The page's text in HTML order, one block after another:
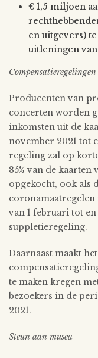
€ 1,5 miljoen
en uitgevers)
uitleningen
Producenten van
concerten worden
inkomsten uit de
november 2021 tot
regeling zal op
85% van de
opgekocht, ook als
van 1 februari tot
suppletieregeling.
Daarnaast maakt
te maken kregen
bezoekers in de
2021.
Steun aan musea